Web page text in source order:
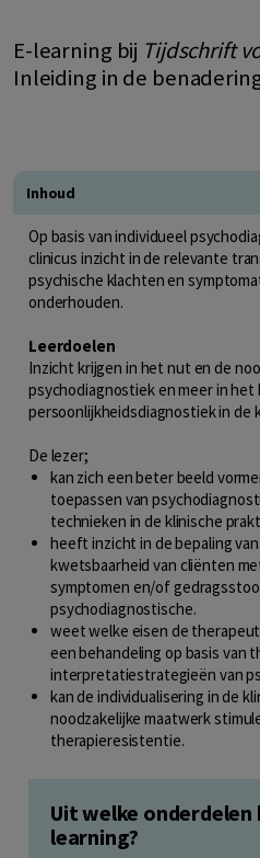
E-learning bij Tijdschrift
Inleiding in de
Inhoud
Op basis van individueel
clinicus inzicht in de relevante
psychische klachten en
onderhouden.
Leerdoelen
Inzicht krijgen in het nut en de
psychodiagnostiek en meer in het
persoonlijkheidsdiagnostiek in de
De lezer;
kan zich een beter beeld
toepassen van
technieken in de klinische
heeft inzicht in de bepaling
kwetsbaarheid van cliënten
symptomen en/of
psychodiagnostische.
weet welke eisen de
een behandeling op basis
interpretatiestrategieën van
kan de individualisering in de
noodzakelijke maatwerk
therapieresistentie.
Uit welke onderdelen
learning?